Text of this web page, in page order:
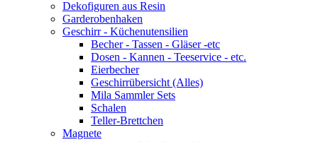
Dekofiguren aus Resin
Garderobenhaken
Geschirr - Küchenutensilien
Becher - Tassen - Gläser -etc
Dosen - Kannen - Teeservice - etc.
Eierbecher
Geschirrübersicht (Alles)
Mila Sammler Sets
Schalen
Teller-Brettchen
Magnete